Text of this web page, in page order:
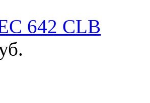
642 CLB